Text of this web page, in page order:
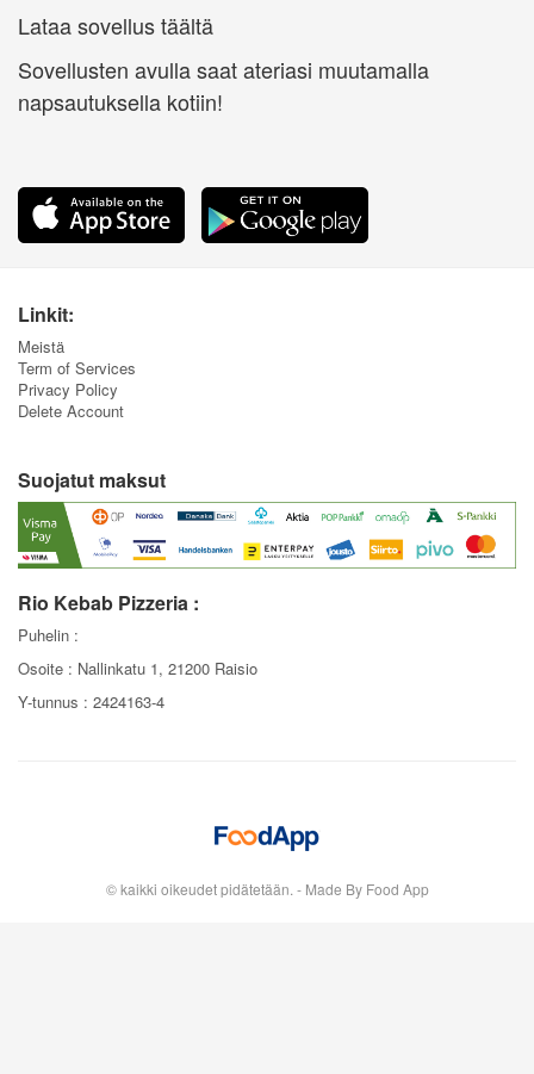
Lataa sovellus täältä
Sovellusten avulla saat ateriasi muutamalla
napsautuksella kotiin!
Linkit:
Meistä
Term of Services
Privacy Policy
Delete Account
Suojatut maksut
Rio Kebab Pizzeria :
Puhelin :
Osoite : Nallinkatu 1, 21200 Raisio
Y-tunnus : 2424163-4
© kaikki oikeudet pidätetään. - Made By Food App